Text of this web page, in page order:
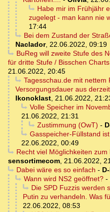
Habe mir im Frühjähr
zugelegt - man kann nie
17:44
Bei dem Zustand der
Naclador, 22.06.2022, 09:19
BuReg will zweite Stufe des
für dritte Stufe / Bisschen
21.06.2022, 20:45
Tagesschau.de mit nettem
Versorgungsdauer aus
Ikonoklast, 21.06.2022,
Volle Speicher im
21.06.2022, 21:31
Zustimmung (OwT) -
Gasspeicher-Füllstand
22.06.2022, 00:49
Recht viel Möglichkeiten
sensortimecom, 21.06.2022,
Dabei wäre es so einfach -
Wann wird NS2 geöffnet?-
Die SPD Fuzzis werden
Putin zu verhandeln. Was
22.06.2022, 08:53